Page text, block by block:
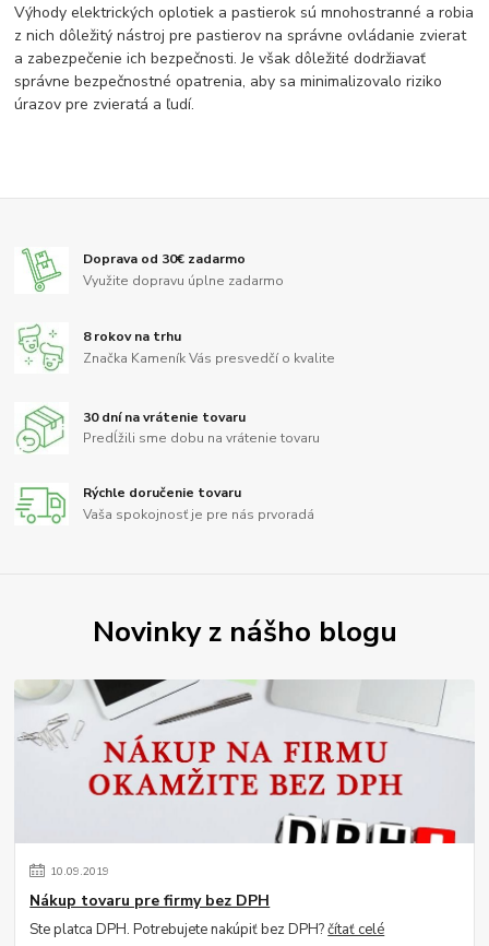
Výhody elektrických oplotiek a pastierok sú mnohostranné a robia
z nich dôležitý nástroj pre pastierov na správne ovládanie zvierat
a zabezpečenie ich bezpečnosti. Je však dôležité dodržiavať
správne bezpečnostné opatrenia, aby sa minimalizovalo riziko
úrazov pre zvieratá a ľudí.
Doprava od 30€ zadarmo
Využite dopravu úplne zadarmo
8 rokov na trhu
Značka Kameník Vás presvedčí o kvalite
30 dní na vrátenie tovaru
Predĺžili sme dobu na vrátenie tovaru
Rýchle doručenie tovaru
Vaša spokojnosť je pre nás prvoradá
Novinky z nášho blogu
10.09.2019
Nákup tovaru pre firmy bez DPH
Ste platca DPH. Potrebujete nakúpiť bez DPH?čítať celé